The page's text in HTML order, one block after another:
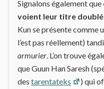
Signalons également que
voient leur titre doublé
Kun se présente comme
l’est pas réellement)
armurier. L’on trouve
que Guun Han Saresh
des tarentateks
) qui